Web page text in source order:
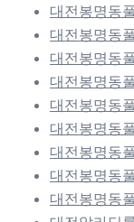
대전봉명동
대전봉명동
대전봉명동
대전봉명동
대전봉명동
대전봉명동
대전봉명동
대전봉명동
대전봉명동